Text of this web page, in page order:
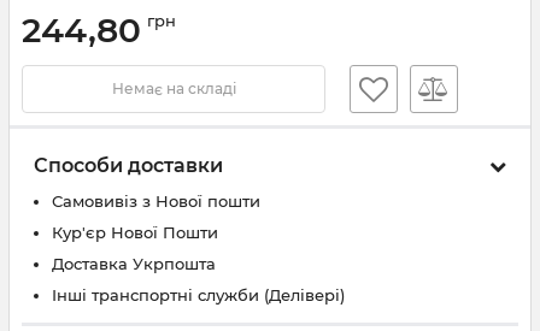
244,80 грн
Немає на складі
Способи доставки
Самовивіз з Нової пошти
Кур'єр Нової Пошти
Доставка Укрпошта
Інші транспортні служби (Делівері)